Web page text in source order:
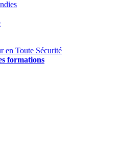
en Toute Sécurité
formations